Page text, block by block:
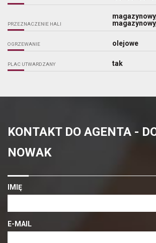
PRZEZNACZENIE HALI
OGRZEWANIE olejowe
PLAC UTWARDZANY tak
KONTAKT DO AGENTA -
NOWAK
IMIĘ
E-MAIL